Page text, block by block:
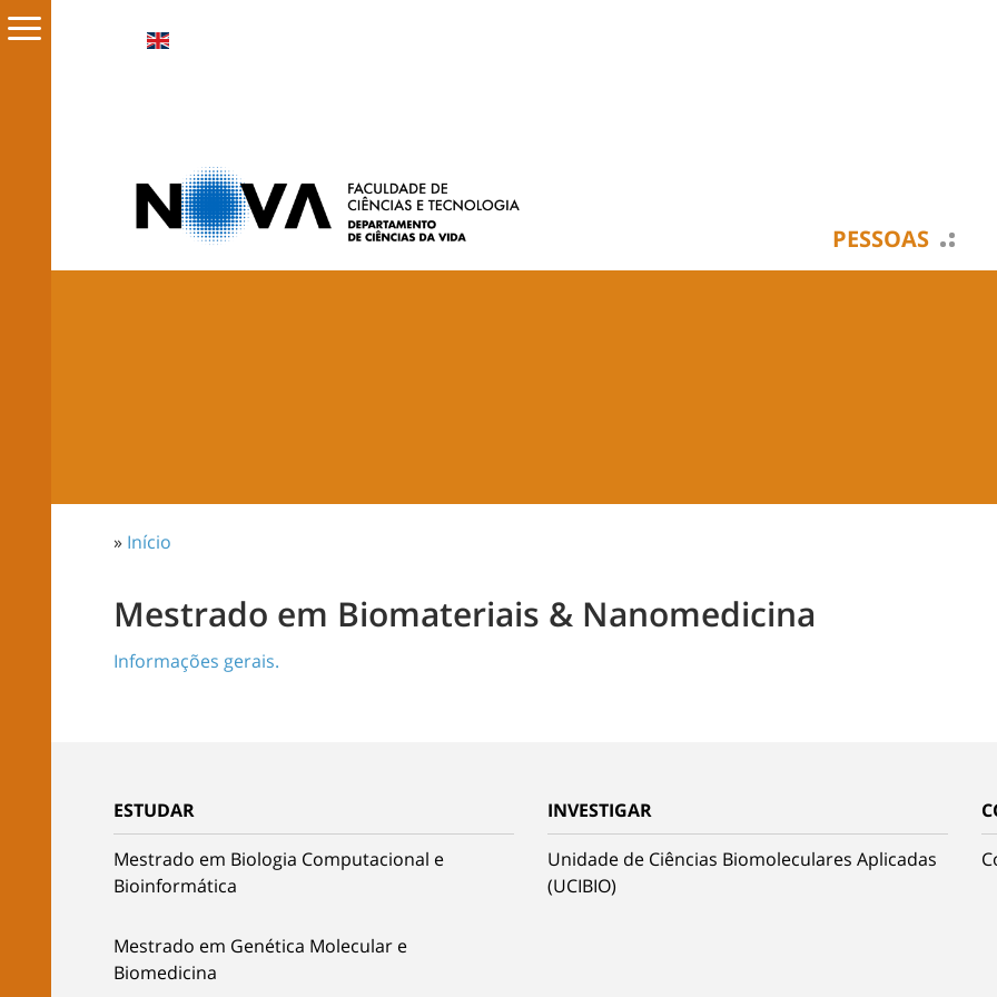
PESSOAS
» Início
Mestrado em Biomateriais & Nanomedicina
Informações gerais.
ESTUDAR
Mestrado em Biologia Computacional e
Bioinformática
Mestrado em Genética Molecular e
Biomedicina
INVESTIGAR
Unidade de Ciências Biomoleculares Aplicadas
(UCIBIO)